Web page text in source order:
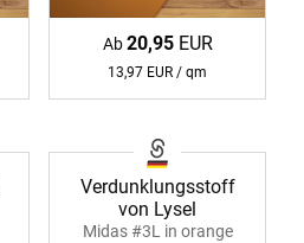
Ab20,95EUR
13,97 EUR / qm
Verdunklungsstoff
von Lysel
Midas #3L in orange